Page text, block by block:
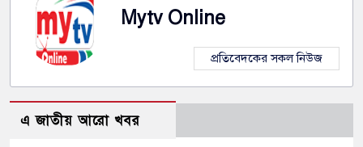
Mytv Online
প্রতিবেদকের সকল নিউজ
এ জাতীয় আরো খবর